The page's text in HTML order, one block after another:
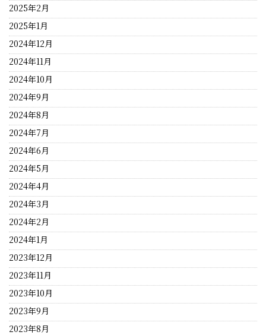
2025年2月
2025年1月
2024年12月
2024年11月
2024年10月
2024年9月
2024年8月
2024年7月
2024年6月
2024年5月
2024年4月
2024年3月
2024年2月
2024年1月
2023年12月
2023年11月
2023年10月
2023年9月
2023年8月